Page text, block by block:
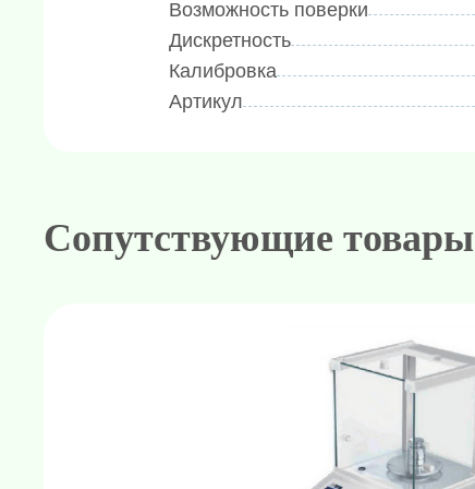
Возможность поверки
Дискретность
Калибровка
Артикул
Сопутствующие товары